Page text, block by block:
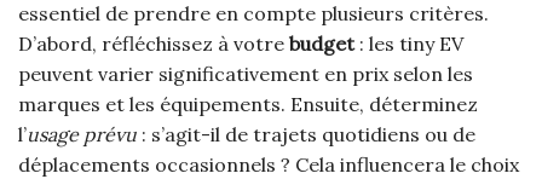
essentiel de prendre en compte plusieurs critères.
D’abord, réfléchissez à votre budget: les tiny EV
peuvent varier significativement en prix selon les
marques et les équipements. Ensuite, déterminez
l’usage prévu : s’agit-il de trajets quotidiens ou de
déplacements occasionnels ? Cela influencera le choix